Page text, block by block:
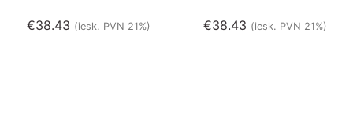
€38.43 (iesk. PVN 21%) €38.43 (iesk. PVN 21%)